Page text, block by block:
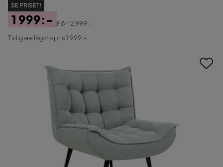
SE PRISET!
Pris
1 999:-
Original
Förr2 999:-
Tidigare lägsta pris 1 999:-